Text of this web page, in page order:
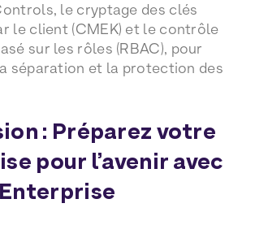
le cryptage des clés
le client (CMEK) et le contrôle
sur les rôles (RBAC), pour
séparation et la protection des
: Préparez votre
pour l’avenir avec